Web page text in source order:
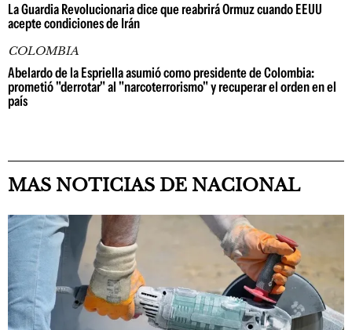
La Guardia Revolucionaria dice que reabrirá Ormuz cuando EEUU
acepte condiciones de Irán
COLOMBIA
Abelardo de la Espriella asumió como presidente de Colombia:
prometió "derrotar" al "narcoterrorismo" y recuperar el orden en el
país
MAS NOTICIAS DE NACIONAL